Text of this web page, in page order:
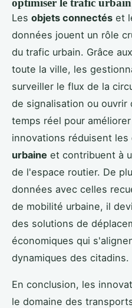
optimiser le trafic urbain
Les objets connectés et
données jouent un rôle
du trafic urbain. Grâce
toute la ville, les
surveiller le flux de la
de signalisation ou ouvrir
temps réel pour
innovations réduisent les
urbaine et contribuent à
de l'espace routier. De
données avec celles
de mobilité urbaine, il
des solutions de
économiques qui
dynamiques des citadins.
En conclusion, les
le domaine des